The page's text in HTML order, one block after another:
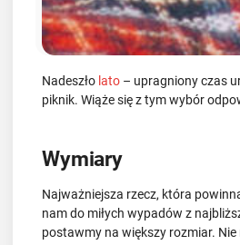
Nadeszło lato – upragniony czas
piknik. Wiąże się z tym wybór
Wymiary
Najważniejsza rzecz, która
nam do miłych wypadów z
postawmy na większy rozmiar.